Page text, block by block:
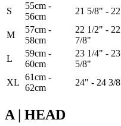
S
55cm -
56cm
21 5/8" -
M
57cm -
58cm
22 1/2" - 22
7/8"
L
59cm -
60cm
23 1/4" - 23
5/8"
XL
61cm -
62cm
24" - 24 3/
A | HEAD